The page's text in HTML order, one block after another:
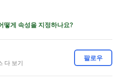
떻게 속성을 지정하나요?
다 보기
팔로우